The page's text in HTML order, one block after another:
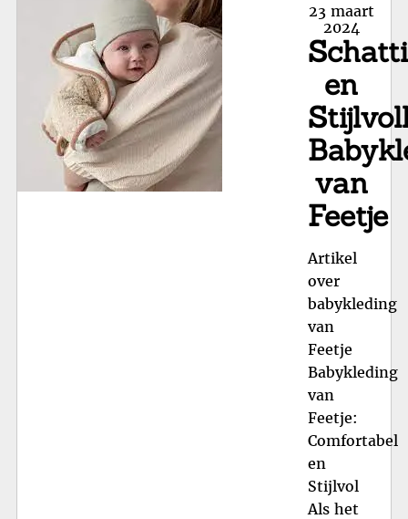
Posted
on
23 maart
2024
en
van
Feetje
Artikel
over
babykleding
van
Feetje
Babykleding
van
Feetje:
Comfortabel
en
Stijlvol
Als het